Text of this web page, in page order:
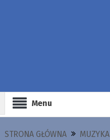
Menu
STRONA GŁÓWNA MUZYKA